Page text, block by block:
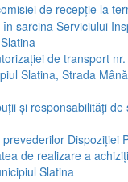
de recepție la
sarcina Serviciului
de transport
Slatina, Strada
și responsabilități
Dispoziției
de realizare a
Slatina